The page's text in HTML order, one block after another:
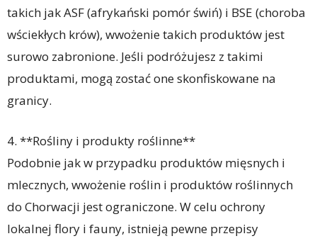
takich jak ASF (afrykański pomór świń) i BSE (choroba
wściekłych krów), wwożenie takich produktów jest
surowo zabronione. Jeśli podróżujesz z takimi
produktami, mogą zostać one skonfiskowane na
granicy.
4. **Rośliny i produkty roślinne**
Podobnie jak w przypadku produktów mięsnych i
mlecznych, wwożenie roślin i produktów roślinnych
do Chorwacji jest ograniczone. W celu ochrony
lokalnej flory i fauny, istnieją pewne przepisy